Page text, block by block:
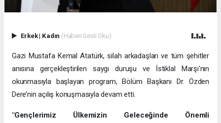
Erkek| Kadın (Haberi Sesli Oku)
Gazi Mustafa Kemal Atatürk, silah arkadaşları ve tüm şehitler
anısına gerçekleştirilen saygı duruşu ve İstiklal Marşı'nın
okunmasıyla başlayan program, Bölüm Başkanı Dr. Özden
Dere’nin açılış konuşmasıyla devam etti.
"Gençlerimiz Ülkemizin Geleceğinde Önemli